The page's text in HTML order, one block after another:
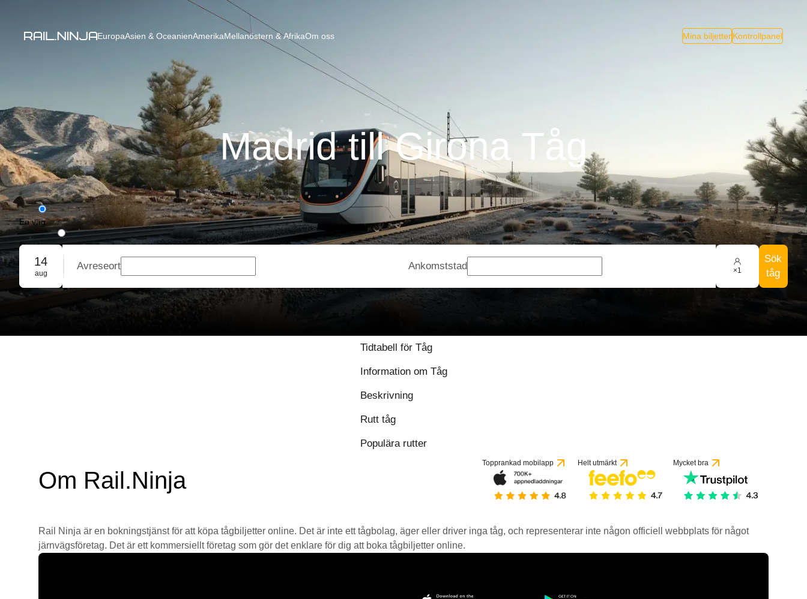
EuropaAsien & OceanienAmerikaMellanöstern & AfrikaOm oss Mina biljetterKontrollpanel
Madrid till Girona Tåg
En väg
Rundresa
Gruppbokning
14
aug
Avreseort Ankomststad ×1
Sök
tåg
Tidtabell för Tåg
Information om Tåg
Beskrivning
Rutt tåg
Populära rutter
Om Rail.Ninja
Topprankad mobilapp Helt utmärkt Mycket bra
Rail Ninja är en bokningstjänst för att köpa tågbiljetter online. Det är inte ett tågbolag, äger eller driver inga tåg, och representerar inte någon officiell webbplats för något
järnvägsföretag. Det är ett kommersiellt företag som gör det enklare för dig att boka tågbiljetter online.